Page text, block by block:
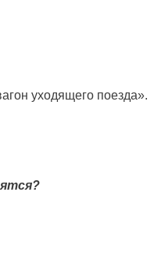
уходящего поезда».